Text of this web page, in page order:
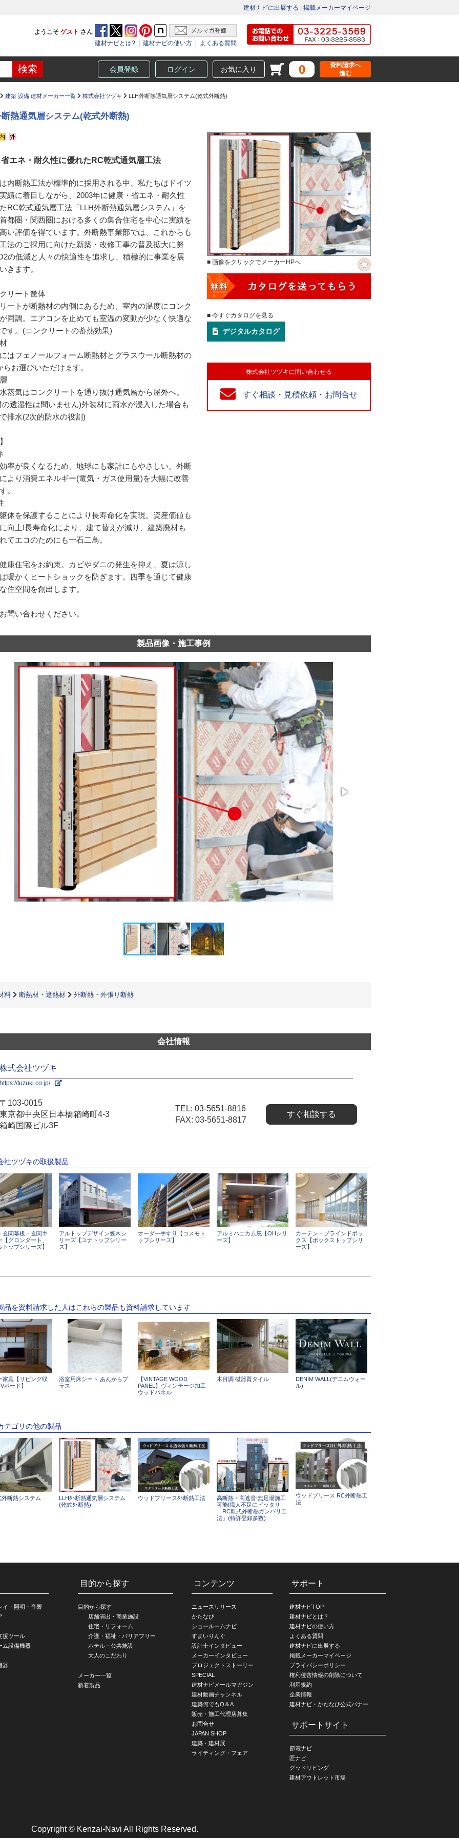
建材ナビに出展する 掲載メーカーマイページ
ようこそ ゲスト さん
建材ナビとは?
建材ナビの使い方 よくある質問
会員登録 ログイン お気に入り 0
資料請求へ
進む
建築 設備 建材メーカー一覧 株式会社ツヅキ LLH外断熱通気層システム(乾式外断熱)
熱通気層システム(乾式外断熱)
エネ・耐久性に優れたRC乾式通気層工法
内断熱工法が標準的に採用される中、私たちはドイツ
績に着目しながら、2003年に健康・省エネ・耐久性
RC乾式通気層工法「LLH外断熱通気層システム」を
都圏・関西圏における多くの集合住宅を中心に実績を
い評価を得ています。外断熱事業部では、これからも
法のご採用に向けた新築・改修工事の普及拡大に努
の低減と人々の快適性を追求し、積極的に事業を展
きます。
リート筐体
ートが断熱材の内側にあるため、室内の温度にコンク
同調。エアコンを止めても室温の変動が少なく快適な
す。(コンクリートの蓄熱効果)
はフェノールフォーム断熱材とグラスウール断熱材の
らお選びいただけます。
蒸気はコンクリートを通り抜け通気層から屋外へ。
の透湿性は問いません)外装材に雨水が浸入した場合も
排水(2次的防水の役割)
率が良くなるため、地球にも家計にもやさしい。外断
より消費エネルギー(電気・ガス使用量)を大幅に改善
。
体を保護することにより長寿命化を実現。資産価値も
向上!長寿命化により、建て替えが減り、建築廃材も
てエコのためにも一石二鳥。
康住宅をお約束。カビやダニの発生を抑え、夏は涼し
暖かくヒートショックを防ぎます。四季を通じて健康
住空間を創出します。
問い合わせください。
■ 画像をクリックでメーカーHPへ
■ 今すぐカタログを見る
デジタルカタログ
株式会社ツヅキに問い合わせる
すぐ相談・見積依頼・お問合せ
製品画像・施工事例
料 断熱材・遮熱材 外断熱・外張り断熱
会社情報
株式会社ツヅキ
https://tuzuki.co.jp/
〒103-0015
東京都中央区日本橋箱崎町4-3
箱崎国際ビル3F
TEL: 03-5651-8816
FAX: 03-5651-8817
すぐ相談する
社ツヅキの取扱製品
玄関幕板・玄関キ
【グロンダート、
トップシリーズ】
アルトップデザイン笠木シ
リーズ【ユナトップシリー
ズ】
オーダー手すり【コスモト
ップシリーズ】
アルミハニカム庇【OHシリ
ーズ】
カーテン・ブラインドボッ
クス【ボックストップシリ
ーズ】
品を資料請求した人はこれらの製品も資料請求しています
家具【リビング収
ボード】
浴室用床シート あんからプ
ラス
【VINTAGE WOOD
PANEL】ヴィンテージ加工
ウッドパネル
木目調 磁器質タイル
DENIM WALL(デニムウォー
ル)
テゴリの他の製品
外断熱システム
LLH外断熱通気層システム
(乾式外断熱)
ウッドブリース外断熱工法
高断熱・高遮音!無足場施工
可能!職人不足にピッタリ!
「RC乾式外断熱ガンバリ工
法」(特許登録多数)
ウッドブリース RC外断熱工
法
イ・照明・音響
援ツール
ム設備機器
器
目的から探す
目的から探す
店舗演出・商業施設
住宅・リフォーム
介護・福祉・バリアフリー
ホテル・公共施設
大人のこだわり
メーカー一覧
新着製品
コンテンツ
ニュースリリース
かたなび
ショールームナビ
すまいりんぐ
設計士インタビュー
メーカーインタビュー
プロジェクトストーリー
SPECIAL
建材ナビメールマガジン
建材動画チャンネル
建築何でもQ＆A
販売・施工代理店募集
お問合せ
JAPAN SHOP
建築・建材展
ライティング・フェア
サポート
建材ナビTOP
建材ナビとは？
建材ナビの使い方
よくある質問
建材ナビに出展する
掲載メーカーマイページ
プライバシーポリシー
権利侵害情報の削除について
利用規約
企業情報
建材ナビ・かたなび公式バナー
サポートサイト
節電ナビ
匠ナビ
グッドリビング
建材アウトレット市場
Copyright © Kenzai-Navi All Rights Reserved.